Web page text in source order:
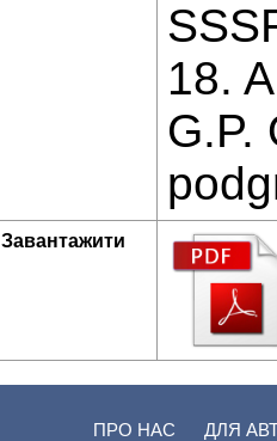
18.
G.P.
Завантажити
ПРО НАС ДЛЯ